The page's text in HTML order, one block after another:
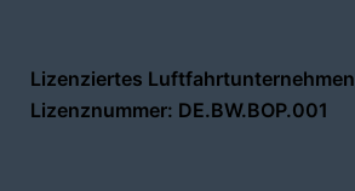
Lizenziertes Luftfahrtunternehmen
Lizenznummer: DE.BW.BOP.001